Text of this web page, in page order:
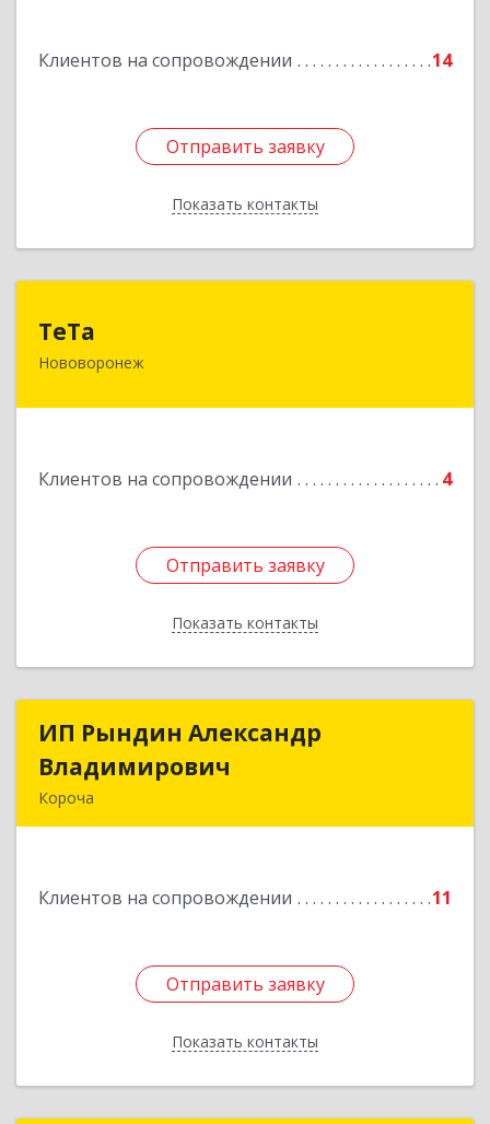
Клиентов на сопровождении 14
Отправить заявку
Показать контакты
Отправить заявку
Назад
ТеТа
Нововоронеж
Клиентов на сопровождении 4
Отправить заявку
Показать контакты
396 073, Нововоронеж г, а/я, дом № 30
Отправить заявку
Назад
ИП Рындин Александр
Владимирович
Короча
Клиентов на сопровождении 11
Отправить заявку
Показать контакты
ИП Рындин Александр
Подробнее
Отправить заявку
Назад